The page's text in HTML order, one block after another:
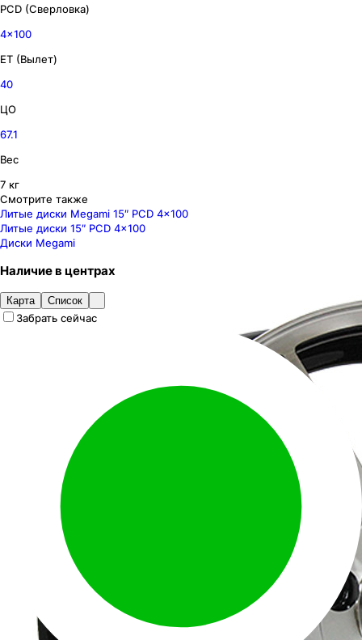
PCD (Сверловка)
4x100
ET (Вылет)
40
ЦО
67.1
Вес
7 кг
Смотрите также
Литые диски Megami 15″ PCD 4x100
Литые диски 15″ PCD 4x100
Диски Megami
Наличиев центрах
Карта Список
Забрать сейчас